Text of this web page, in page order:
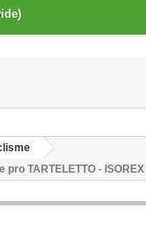
pro TARTELETTO -